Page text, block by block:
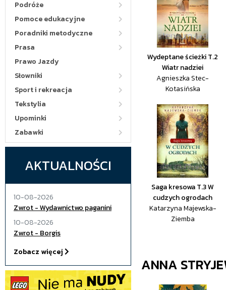
Podróże
Pomoce edukacyjne
Poradniki metodyczne
Prasa
Prawo Jazdy
Słowniki
Sport i rekreacja
Tekstylia
Upominki
Zabawki
AKTUALNOŚCI
10-08-2026
Zwrot - Wydawnictwo paganini
10-08-2026
Zwrot - Borgis
Zobacz więcej
Wydeptane ścieżki T.2
Wiatr nadziei
Agnieszka Stec-
Kotasińska
Saga kresowa T.3 W
cudzych ogrodach
Katarzyna Majewska-
Ziemba
ANNA